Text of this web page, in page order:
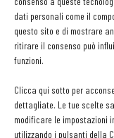
dati personali come il
questo sito e di mostrare
ritirare il consenso può
funzioni.
Clicca qui sotto per
dettagliate. Le tue scelte
modificare le impostazioni
utilizzando i pulsanti della
interesse?
Servirebbe
2000 in poi sono
ma è anche vero che
prodotto etichette
per chi vuole